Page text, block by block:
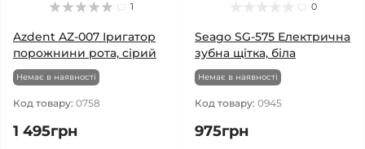
1
Azdent AZ-007 Іригатор
порожнини рота, сірий
Немає в наявності
Код товару: 0758
1 495грн
0
Seago SG-575 Електрична
зубна щітка, біла
Немає в наявності
Код товару: 0945
975грн